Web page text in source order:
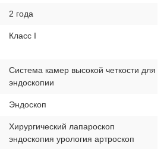
2 года
Класс I
Система камер высокой четкости для
эндоскопии
Эндоскоп
Хирургический лапароскоп
эндоскопия урология артроскоп